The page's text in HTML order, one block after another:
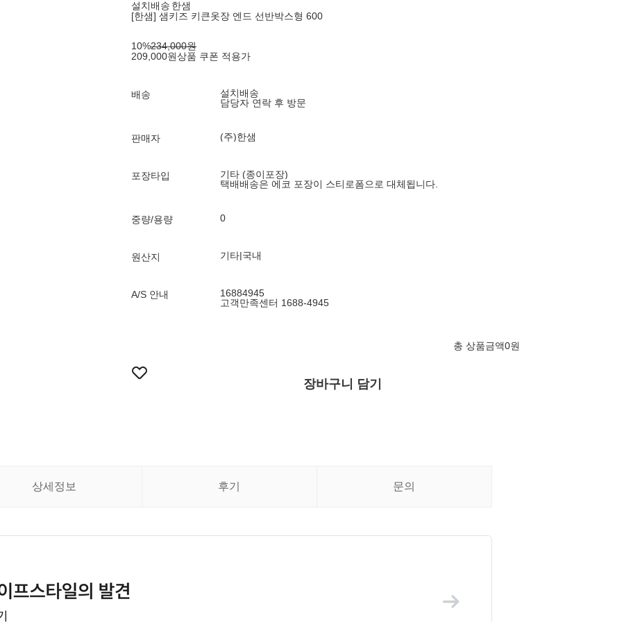
설치배송 한샘
[한샘] 샘키즈 키큰옷장 엔드 선반박스형 600
10%234,000원
209,000원상품 쿠폰 적용가
배송
설치배송
담당자 연락 후 방문
판매자 (주)한샘
포장타입
기타 (종이포장)
택배배송은 에코 포장이 스티로폼으로 대체됩니다.
중량/용량 0
원산지 기타|국내
A/S 안내
16884945
고객만족센터 1688-4945
총 상품금액0원
장바구니 담기
상세정보 후기 문의